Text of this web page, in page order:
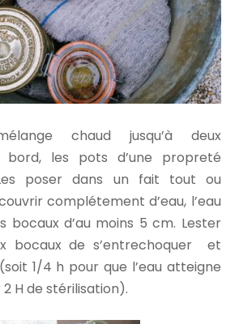
chaud jusqu’à deux
bord, les pots d’une propreté
poser dans un fait tout ou
complétement d’eau, l’eau
bocaux d’au moins 5 cm. Lester
bocaux de s’entrechoquer et
1/4 h pour que l’eau atteigne
H de stérilisation).